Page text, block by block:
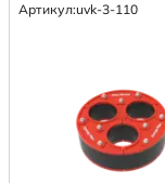
Артикул:uvk-3-110